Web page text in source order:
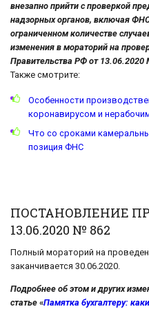
внезапно прийти с проверкой
надзорных органов, включая
ограниченном количестве
изменения в мораторий на
Правительства РФ от 13.06.2020
Также смотрите:
Особенности
коронавирусом и
Что со сроками
позиция ФНС
ПОСТАНОВЛЕНИЕ
13.06.2020 № 862
Полный мораторий на
заканчивается 30.06.2020.
Подробнее об этом и других
статье «Памятка бухгалтеру: